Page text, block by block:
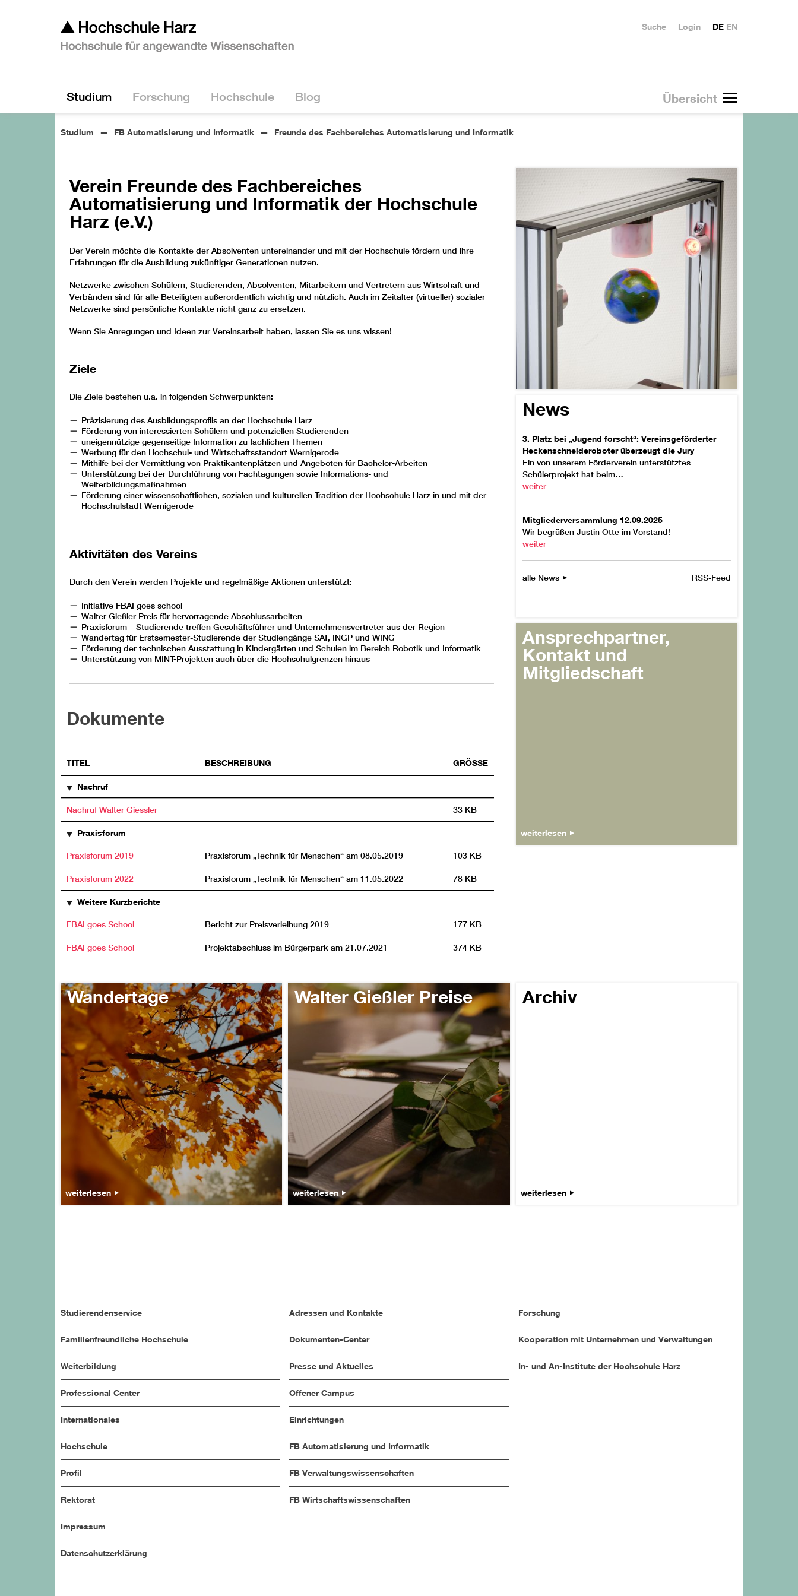
Übersicht
Studium Forschung Hochschule Blog
DE EN
Login
Suche
Studium FB Automatisierung und Informatik Freunde des Fachbereiches Automatisierung und Informatik
Verein Freunde des Fachbereiches
Automatisierung und Informatik der Hochschule
Harz (e.V.)
Der Verein möchte die Kontakte der Absolventen untereinander und mit der Hochschule fördern und ihre
Erfahrungen für die Ausbildung zukünftiger Generationen nutzen.
Netzwerke zwischen Schülern, Studierenden, Absolventen, Mitarbeitern und Vertretern aus Wirtschaft und
Verbänden sind für alle Beteiligten außerordentlich wichtig und nützlich. Auch im Zeitalter (virtueller) sozialer
Netzwerke sind persönliche Kontakte nicht ganz zu ersetzen.
Wenn Sie Anregungen und Ideen zur Vereinsarbeit haben, lassen Sie es uns wissen!
Ziele
Die Ziele bestehen u.a. in folgenden Schwerpunkten:
Präzisierung des Ausbildungsprofils an der Hochschule Harz
Förderung von interessierten Schülern und potenziellen Studierenden
uneigennützige gegenseitige Information zu fachlichen Themen
Werbung für den Hochschul- und Wirtschaftsstandort Wernigerode
Mithilfe bei der Vermittlung von Praktikantenplätzen und Angeboten für Bachelor-Arbeiten
Unterstützung bei der Durchführung von Fachtagungen sowie Informations- und
Weiterbildungsmaßnahmen
Förderung einer wissenschaftlichen, sozialen und kulturellen Tradition der Hochschule Harz in und mit der
Hochschulstadt Wernigerode
Aktivitäten des Vereins
Durch den Verein werden Projekte und regelmäßige Aktionen unterstützt:
Initiative FBAI goes school
Walter Gießler Preis für hervorragende Abschlussarbeiten
Praxisforum – Studierende treffen Geschäftsführer und Unternehmensvertreter aus der Region
Wandertag für Erstsemester-Studierende der Studiengänge SAT, INGP und WING
Förderung der technischen Ausstattung in Kindergärten und Schulen im Bereich Robotik und Informatik
Unterstützung von MINT-Projekten auch über die Hochschulgrenzen hinaus
Dokumente
TITEL BESCHREIBUNG GRÖSSE
Nachruf
Nachruf Walter Giessler 33 KB
Praxisforum
Praxisforum 2019 Praxisforum „Technik für Menschen“ am 08.05.2019 103 KB
Praxisforum 2022 Praxisforum „Technik für Menschen“ am 11.05.2022 78 KB
Weitere Kurzberichte
FBAI goes School Bericht zur Preisverleihung 2019 177 KB
FBAI goes School Projektabschluss im Bürgerpark am 21.07.2021 374 KB
News
3. Platz bei „Jugend forscht“: Vereinsgeförderter
Heckenschneideroboter überzeugt die Jury
Ein von unserem Förderverein unterstütztes
Schülerprojekt hat beim…
weiter
Mitgliederversammlung 12.09.2025
Wir begrüßen Justin Otte im Vorstand!
weiter
alle News RSS-Feed
Ansprechpartner,
Kontakt und
Mitgliedschaft
weiterlesen
Wandertage
weiterlesen
Walter Gießler Preise
weiterlesen
Archiv
weiterlesen
Studierendenservice
Familienfreundliche Hochschule
Weiterbildung
Professional Center
Internationales
Hochschule
Profil
Rektorat
Impressum
Datenschutzerklärung
Adressen und Kontakte
Dokumenten-Center
Presse und Aktuelles
Offener Campus
Einrichtungen
FB Automatisierung und Informatik
FB Verwaltungswissenschaften
FB Wirtschaftswissenschaften
Forschung
Kooperation mit Unternehmen und Verwaltungen
In- und An-Institute der Hochschule Harz